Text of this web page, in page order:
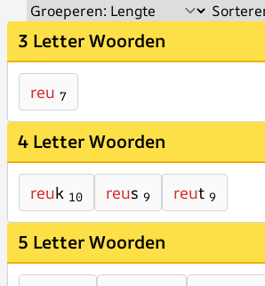
3 Letter Woorden
reu 7
4 Letter Woorden
reuk 10 reus 9 reut 9
5 Letter Woorden